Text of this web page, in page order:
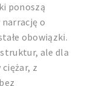
ponoszą
o
obowiązki.
struktur, ale dla
z